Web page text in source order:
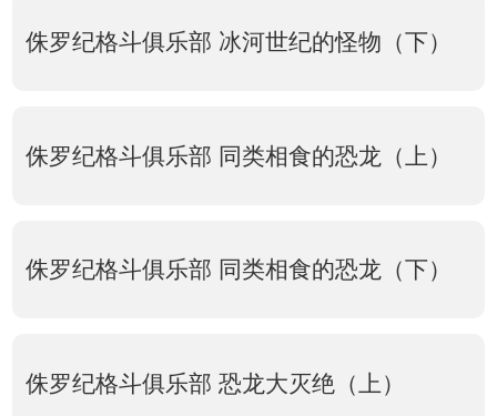
侏罗纪格斗俱乐部 冰河世纪的怪物（下）
侏罗纪格斗俱乐部 同类相食的恐龙（上）
侏罗纪格斗俱乐部 同类相食的恐龙（下）
侏罗纪格斗俱乐部 恐龙大灭绝（上）